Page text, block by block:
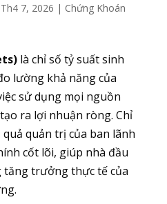
Th4 7, 2026 | Chứng Khoán
là chỉ số tỷ suất sinh
lường khả năng của
sử dụng mọi nguồn
ra lợi nhuận ròng. Chỉ
quản trị của ban lãnh
cốt lõi, giúp nhà đầu
tăng trưởng thực tế của